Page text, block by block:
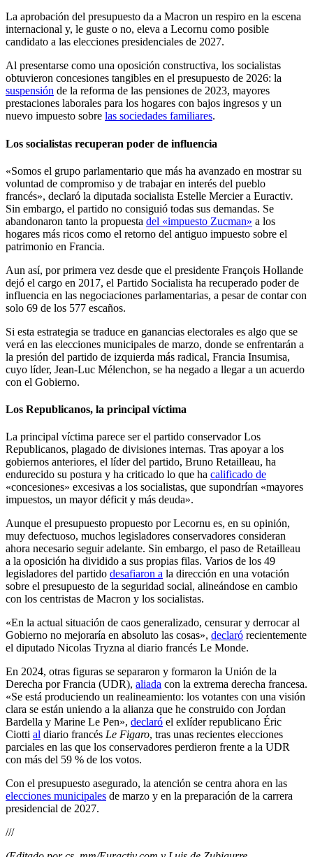
La aprobación del presupuesto da a Macron un respiro en la escena
internacional y, le guste o no, eleva a Lecornu como posible
candidato a las elecciones presidenciales de 2027.
Al presentarse como una oposición constructiva, los socialistas
obtuvieron concesiones tangibles en el presupuesto de 2026: la
suspensión de la reforma de las pensiones de 2023, mayores
prestaciones laborales para los hogares con bajos ingresos y un
nuevo impuesto sobre las sociedades familiares.
Los socialistas recuperan poder de influencia
«Somos el grupo parlamentario que más ha avanzado en mostrar su
voluntad de compromiso y de trabajar en interés del pueblo
francés», declaró la diputada socialista Estelle Mercier a Euractiv.
Sin embargo, el partido no consiguió todas sus demandas. Se
abandonaron tanto la propuesta del «impuesto Zucman» a los
hogares más ricos como el retorno del antiguo impuesto sobre el
patrimonio en Francia.
Aun así, por primera vez desde que el presidente François Hollande
dejó el cargo en 2017, el Partido Socialista ha recuperado poder de
influencia en las negociaciones parlamentarias, a pesar de contar con
solo 69 de los 577 escaños.
Si esta estrategia se traduce en ganancias electorales es algo que se
verá en las elecciones municipales de marzo, donde se enfrentarán a
la presión del partido de izquierda más radical, Francia Insumisa,
cuyo líder, Jean-Luc Mélenchon, se ha negado a llegar a un acuerdo
con el Gobierno.
Los Republicanos, la principal víctima
La principal víctima parece ser el partido conservador Los
Republicanos, plagado de divisiones internas. Tras apoyar a los
gobiernos anteriores, el líder del partido, Bruno Retailleau, ha
endurecido su postura y ha criticado lo que ha calificado de
«concesiones» excesivas a los socialistas, que supondrían «mayores
impuestos, un mayor déficit y más deuda».
Aunque el presupuesto propuesto por Lecornu es, en su opinión,
muy defectuoso, muchos legisladores conservadores consideran
ahora necesario seguir adelante. Sin embargo, el paso de Retailleau
a la oposición ha dividido a sus propias filas. Varios de los 49
legisladores del partido desafiaron a la dirección en una votación
sobre el presupuesto de la seguridad social, alineándose en cambio
con los centristas de Macron y los socialistas.
«En la actual situación de caos generalizado, censurar y derrocar al
Gobierno no mejoraría en absoluto las cosas», declaró recientemente
el diputado Nicolas Tryzna al diario francés Le Monde.
En 2024, otras figuras se separaron y formaron la Unión de la
Derecha por Francia (UDR), aliada con la extrema derecha francesa.
«Se está produciendo un realineamiento: los votantes con una visión
clara se están uniendo a la alianza que he construido con Jordan
Bardella y Marine Le Pen», declaró el exlíder republicano Éric
Ciotti al diario francés Le Figaro, tras unas recientes elecciones
parciales en las que los conservadores perdieron frente a la UDR
con más del 59 % de los votos.
Con el presupuesto asegurado, la atención se centra ahora en las
elecciones municipales de marzo y en la preparación de la carrera
presidencial de 2027.
///